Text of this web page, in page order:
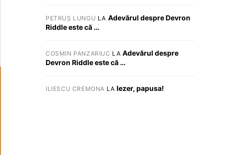
PETRUȘ LUNGU LA Adevărul despre Devron
Riddle este că …
COSMIN PANZARIUC LA Adevărul despre
Devron Riddle este că …
ILIESCU CREMONA LA Iezer, papusa!